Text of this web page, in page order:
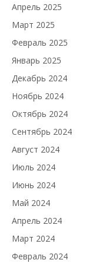
Апрель 2025
Март 2025
Февраль 2025
Январь 2025
Декабрь 2024
Ноябрь 2024
Октябрь 2024
Сентябрь 2024
Август 2024
Июль 2024
Июнь 2024
Май 2024
Апрель 2024
Март 2024
Февраль 2024